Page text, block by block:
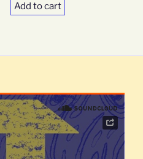
Add to cart